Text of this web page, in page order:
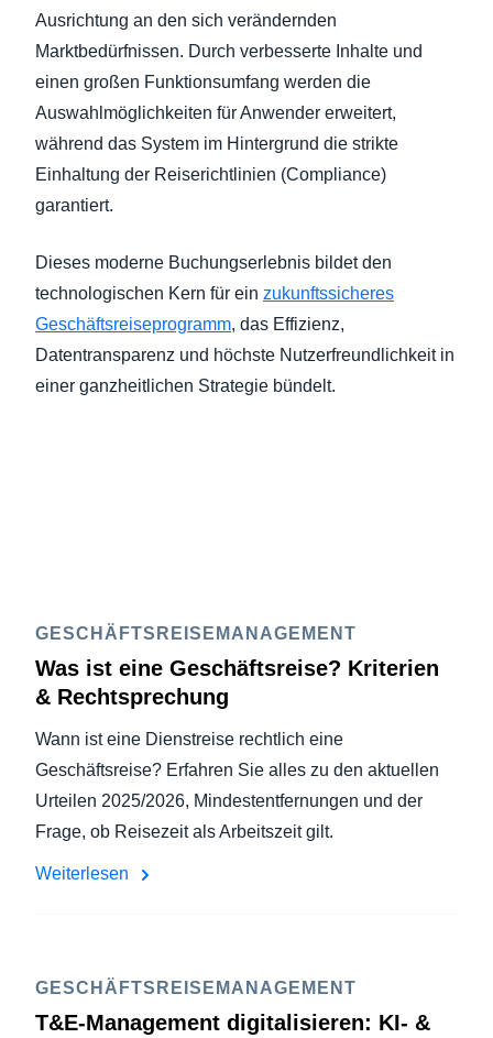
Ausrichtung an den sich verändernden
Marktbedürfnissen. Durch verbesserte Inhalte und
einen großen Funktionsumfang werden die
Auswahlmöglichkeiten für Anwender erweitert,
während das System im Hintergrund die strikte
Einhaltung der Reiserichtlinien (Compliance)
garantiert.
Dieses moderne Buchungserlebnis bildet den
technologischen Kern für ein zukunftssicheres
Geschäftsreiseprogramm, das Effizienz,
Datentransparenz und höchste Nutzerfreundlichkeit in
einer ganzheitlichen Strategie bündelt.
GESCHÄFTSREISEMANAGEMENT
Was ist eine Geschäftsreise? Kriterien
& Rechtsprechung
Wann ist eine Dienstreise rechtlich eine
Geschäftsreise? Erfahren Sie alles zu den aktuellen
Urteilen 2025/2026, Mindestentfernungen und der
Frage, ob Reisezeit als Arbeitszeit gilt.
Weiterlesen
GESCHÄFTSREISEMANAGEMENT
T&E-Management digitalisieren: KI- &